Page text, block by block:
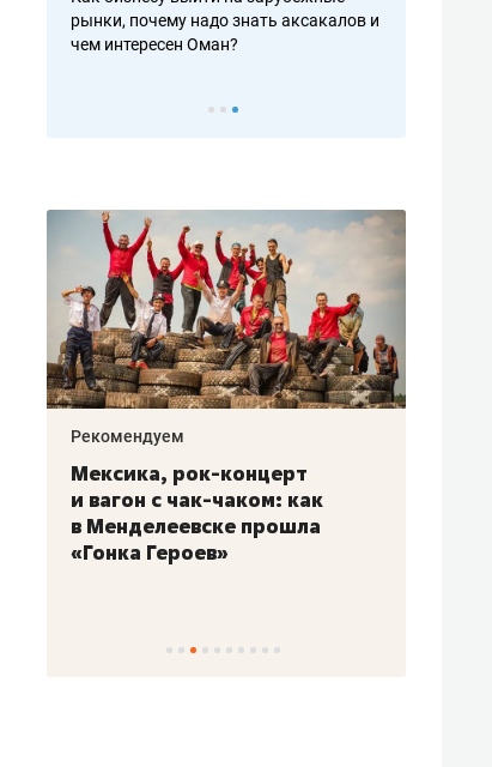
рынки, почему надо знать аксакалов и
чем интересен Оман?
Рекомендуем
Мексика, рок-концерт
и вагон с чак-чаком: как
в Менделеевске прошла
«Гонка Героев»